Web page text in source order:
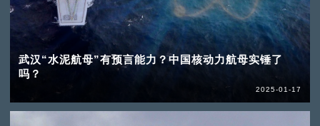
武汉“水泥航母”有预言能力？中国核动力航母实锤了
吗？
2025-01-17